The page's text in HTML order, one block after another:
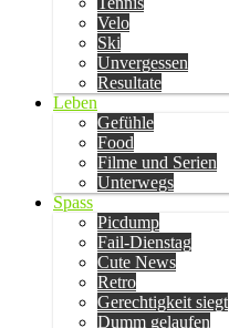
Velo
Ski
Unvergessen
Resultate
Leben
Gefühle
Food
Filme und Serien
Unterwegs
Spass
Picdump
Fail-Dienstag
Cute News
Retro
Gerechtigkeit siegt
Dumm gelaufen